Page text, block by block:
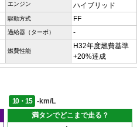
エンジン
ハイブリッド
駆動方式 FF
過給器（ターボ） -
燃費性能
H32年度燃費基準
+20%達成
10・15
-km/L
満タンでどこまで走る？